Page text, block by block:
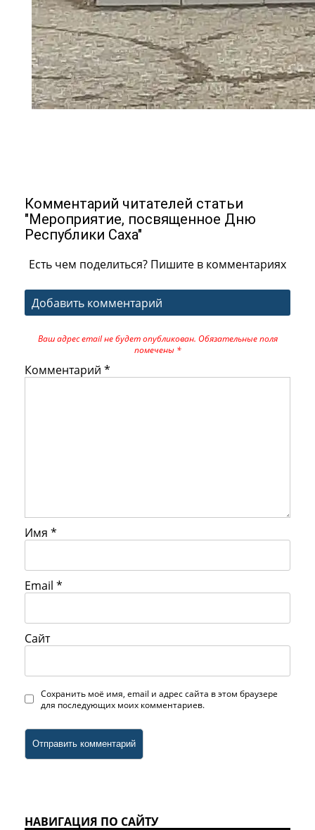
Комментарий читателей статьи
"Мероприятие, посвященное Дню
Республики Саха"
Есть чем поделиться? Пишите в комментариях
Добавить комментарий
Ваш адрес email не будет опубликован. Обязательные поля
помечены *
Комментарий *
Имя *
Email *
Сайт
Сохранить моё имя, email и адрес сайта в этом браузере
для последующих моих комментариев.
НАВИГАЦИЯ ПО САЙТУ